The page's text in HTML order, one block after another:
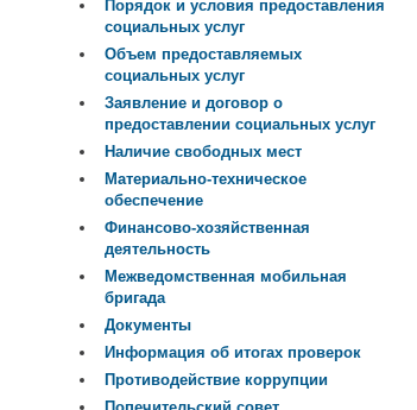
Порядок и условия предоставления
социальных услуг
Объем предоставляемых
социальных услуг
Заявление и договор о
предоставлении социальных услуг
Наличие свободных мест
Материально-техническое
обеспечение
Финансово-хозяйственная
деятельность
Межведомственная мобильная
бригада
Документы
Информация об итогах проверок
Противодействие коррупции